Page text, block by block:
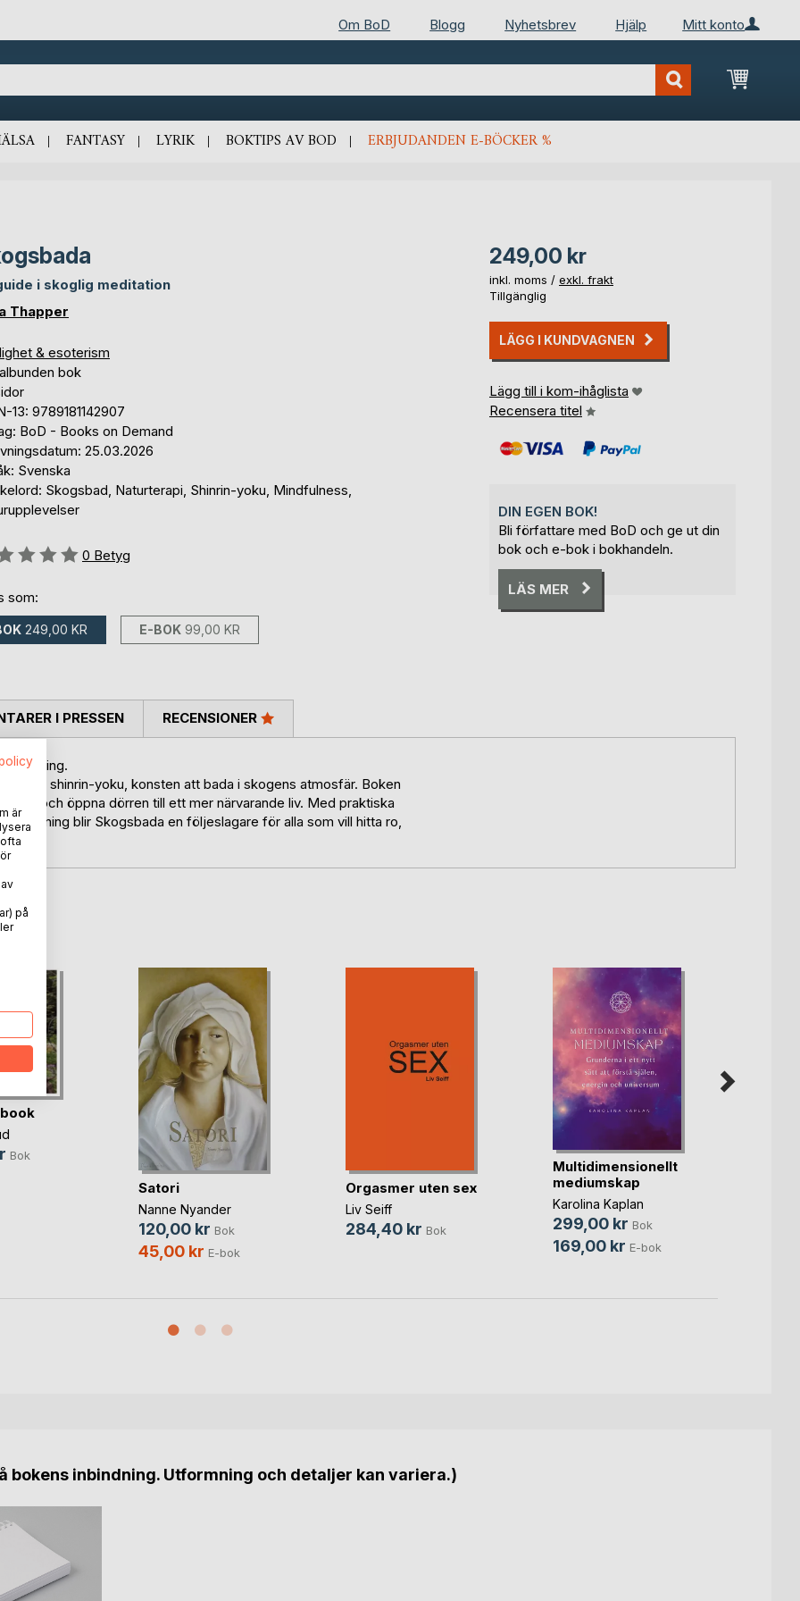
Mitt konto
Om BoD Blogg Nyhetsbrev Hjälp
Min
FANTASY LYRIK BOKTIPS AV BOD ERBJUDANDEN E-BÖCKER %
i skoglig meditation
Thapper
& esoterism
bok
13: 9789181142907
BoD - Books on Demand
25.03.2026
Svenska
Skogsbad, Naturterapi, Shinrin-yoku, Mindfulness,
0 Betyg
som:
249,00 KR E-BOK 99,00 KR
249,00 kr
inkl. moms / exkl. frakt
Tillgänglig
LÄGG I KUNDVAGNEN
Lägg till i kom-ihåglista
Recensera titel
DIN EGEN BOK!
Bli författare med BoD och ge ut din
bok och e-bok i bokhandeln.
LÄS MER
shinrin-yoku, konsten att bada i skogens atmosfär. Boken
och öppna dörren till ett mer närvarande liv. Med praktiska
blir Skogsbada en följeslagare för alla som vill hitta ro,
I PRESSEN RECENSIONER
Bok
Satori
Nanne Nyander
120,00 kr Bok
45,00 kr E-bok
Orgasmer uten sex
Liv Seiff
284,40 kr Bok
Multidimensionellt
mediumskap
Karolina Kaplan
299,00 kr Bok
169,00 kr E-bok
bokens inbindning. Utformning och detaljer kan variera.)
är
på